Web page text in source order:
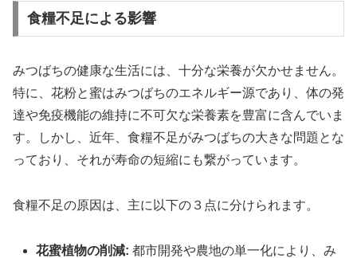
食糧不足による影響
みつばちの健康な生活には、十分な栄養が欠かせません。
特に、花粉と蜜はみつばちのエネルギー源であり、体の発
達や免疫機能の維持に不可欠な栄養素を豊富に含んでいま
す。しかし、近年、食糧不足がみつばちの大きな問題とな
っており、それが寿命の短縮にも繋がっています。
食糧不足の原因は、主に以下の３点に分けられます。
花蜜植物の削減: 都市開発や農地の単一化により、み